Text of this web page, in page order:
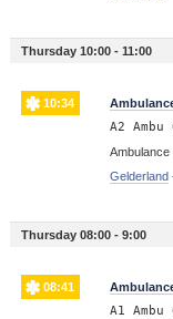
Thursday 10:00 - 11:00
10:34
A2
Ambulance
Gelderland
Thursday 08:00 - 9:00
08:41
A1